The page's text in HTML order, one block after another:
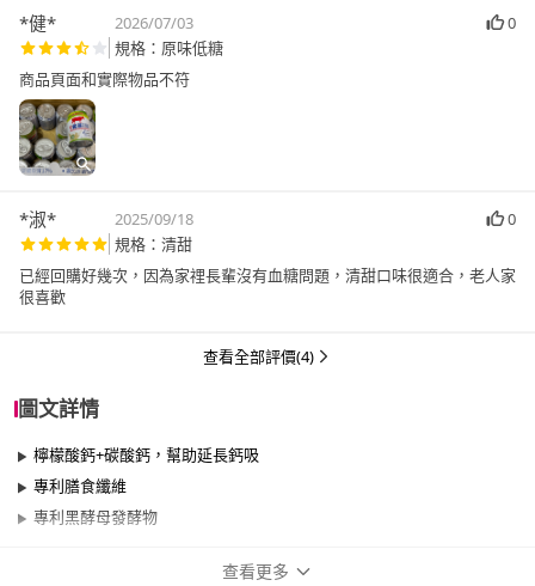
*健* 2026/07/03
0
規格：原味低糖
商品頁面和實際物品不符
*淑* 2025/09/18
0
規格：清甜
已經回購好幾次，因為家𥚃長輩沒有血糖問題，清甜口味很適合，老人家
很喜歡
查看全部評價(4)
圖文詳情
檸檬酸鈣+碳酸鈣，幫助延長鈣吸
專利膳食纖維
專利黑酵母發酵物
查看更多